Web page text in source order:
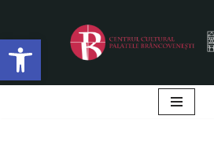
Deschide bara de
Sari
la
conținut